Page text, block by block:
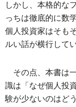
しかし、本格的な
っちは徹底的に数
個人投資家はそも
ルい話が横行して
その点、本書は
識は「なぜ個人投
験が少ないのはど